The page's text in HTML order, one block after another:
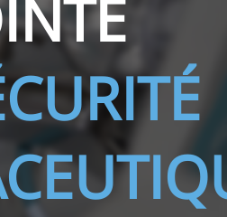
PH21N-FFV
THS/
D25